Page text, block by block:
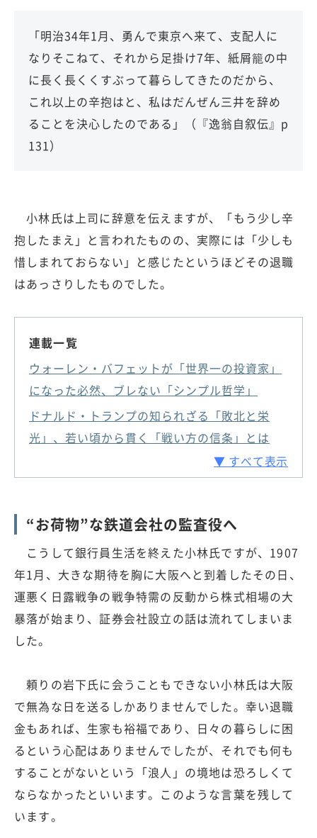
「明治34年1月、勇んで東京へ来て、支配人に
なりそこねて、それから足掛け7年、紙屑籠の中
に長く長くくすぶって暮らしてきたのだから、
これ以上の辛抱はと、私はだんぜん三井を辞め
ることを決心したのである」（『逸翁自叙伝』p
131）
小林氏は上司に辞意を伝えますが、「もう少し辛
抱したまえ」と言われたものの、実際には「少しも
惜しまれておらない」と感じたというほどその退職
はあっさりしたものでした。
連載一覧
ウォーレン・バフェットが「世界一の投資家」
になった必然、ブレない「シンプル哲学」
ドナルド・トランプの知られざる「敗北と栄
光」、若い頃から貫く「戦い方の信条」とは
▼ すべて表示
“お荷物”な鉄道会社の監査役へ
こうして銀行員生活を終えた小林氏ですが、1907
年1月、大きな期待を胸に大阪へと到着したその日、
運悪く日露戦争の戦争特需の反動から株式相場の大
暴落が始まり、証券会社設立の話は流れてしまいま
した。
頼りの岩下氏に会うこともできない小林氏は大阪
で無為な日を送るしかありませんでした。幸い退職
金もあれば、生家も裕福であり、日々の暮らしに困
るという心配はありませんでしたが、それでも何も
することがないという「浪人」の境地は恐ろしくて
ならなかったといいます。このような言葉を残して
います。